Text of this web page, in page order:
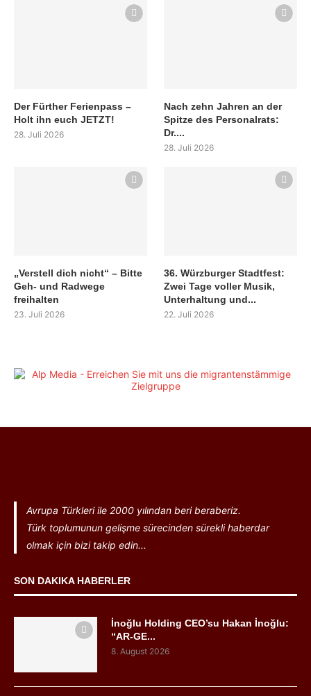
Der Fürther Ferienpass –
Holt ihn euch JETZT!
28. Juli 2026
Nach zehn Jahren an der
Spitze des Personalrats:
Dr....
28. Juli 2026
„Verstell dich nicht“ – Bitte
Geh- und Radwege
freihalten
23. Juli 2026
36. Würzburger Stadtfest:
Zwei Tage voller Musik,
Unterhaltung und...
22. Juli 2026
Avrupa Türkleri ile 2000 yılından beri beraberiz.
Türk toplumunun gelişme sürecinden sürekli haberdar
olmak için bizi takip edin...
SON DAKIKA HABERLER
İnoğlu Holding CEO’su Hakan İnoğlu:
“AR-GE...
8. August 2026